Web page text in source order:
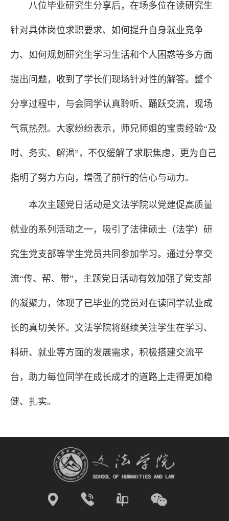
八位毕业研究生分享后，在场多位在读研究生
针对具体岗位求职要求、如何提升自身就业竞争
力、如何规划研究生学习生活和个人困惑等多方面
提出问题，收到了学长们现场针对性的解答。整个
分享过程中，与会同学认真聆听、踊跃交流，现场
气氛热烈。大家纷纷表示，师兄师姐的宝贵经验“及
时、务实、解渴”，不仅缓解了求职焦虑，更为自己
指明了努力方向，增强了前行的信心与动力。
本次主题党日活动是文法学院以党建促高质量
就业的系列活动之一，吸引了法律硕士（法学）研
究生党支部等学生党员共同参加学习。通过分享交
流“传、帮、带”，主题党日活动有效加强了党支部
的凝聚力，体现了已毕业的党员对在读同学就业成
长的真切关怀。文法学院将继续关注学生在学习、
科研、就业等方面的发展需求，积极搭建交流平
台，助力每位同学在成长成才的道路上走得更加稳
健、扎实。